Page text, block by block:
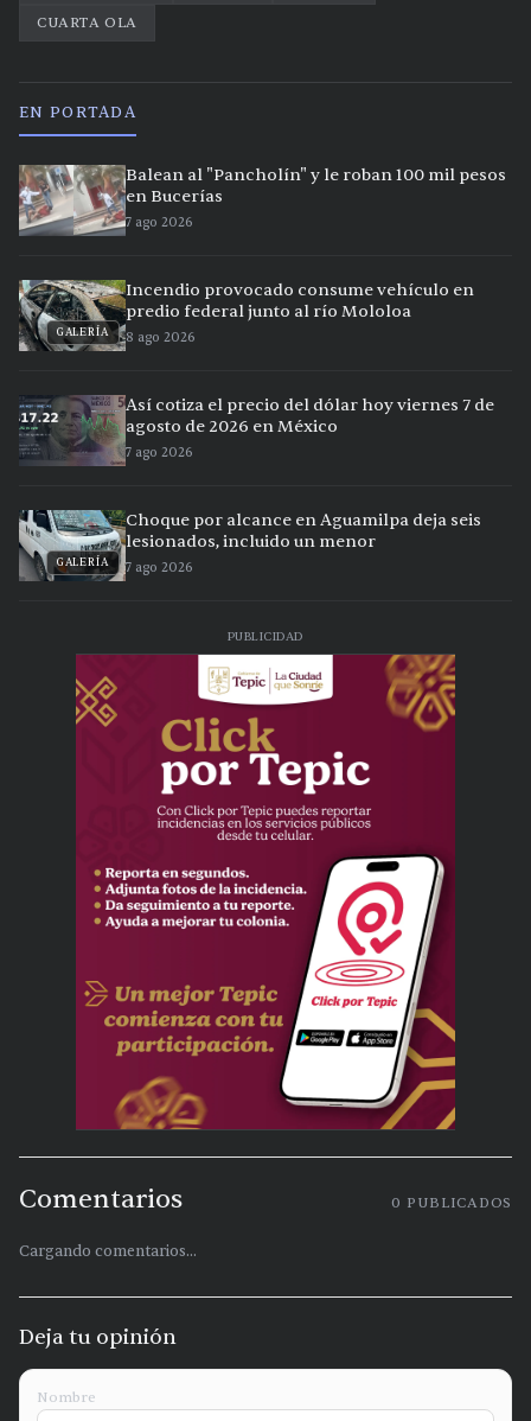
CUARTA OLA
EN PORTADA
Balean al "Pancholín" y le roban 100 mil pesos
en Bucerías
7 ago 2026
GALERÍA
Incendio provocado consume vehículo en
predio federal junto al río Mololoa
8 ago 2026
Así cotiza el precio del dólar hoy viernes 7 de
agosto de 2026 en México
7 ago 2026
GALERÍA
Choque por alcance en Aguamilpa deja seis
lesionados, incluido un menor
7 ago 2026
PUBLICIDAD
Comentarios 0 PUBLICADOS
Cargando comentarios...
Deja tu opinión
Nombre